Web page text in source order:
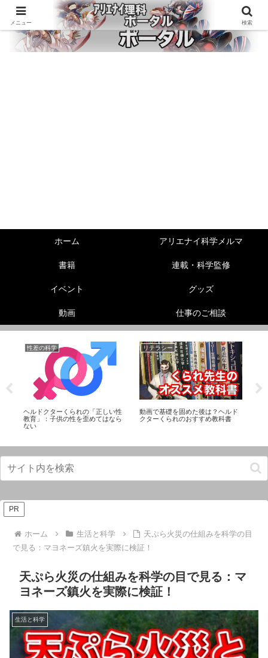
ホーム アリエナイ科学メルマ
書籍 連載・科学監修
イベント グッズ
動画 仕事のご相談
性差の科学
ヘルドクターくられの「正しい性
教育」：子供の性を歪めてはなら
ない
リテラシー
動画で基礎を固めた後は？ヘルド
クターくられのおすすめ教科書
PR
ホーム 生活と科学
天ぷら火災の仕組みを科学の目
で見る：マヨネーズ鎮火を実際に検証！
天ぷら火災の仕組みを科学の目で見る：マ
ヨネーズ鎮火を実際に検証！
生活と科学
メニュー 検索